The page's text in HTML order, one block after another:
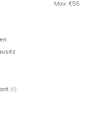
Max: €55
(6)